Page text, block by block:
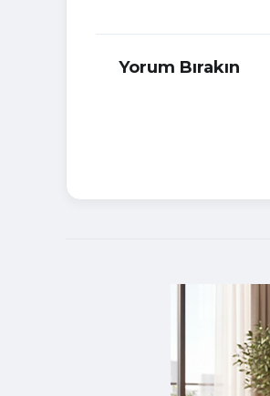
Yorum Bırakın